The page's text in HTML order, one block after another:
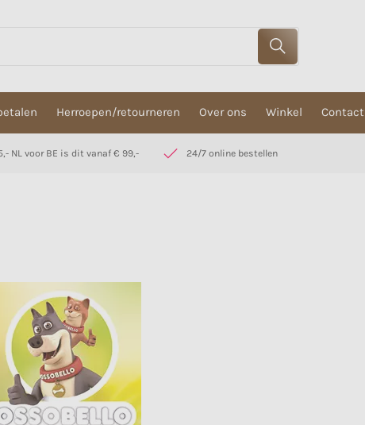
Herroepen/retourneren Over ons Winkel Contact
NL voor BE is dit vanaf € 99,- 24/7 online bestellen